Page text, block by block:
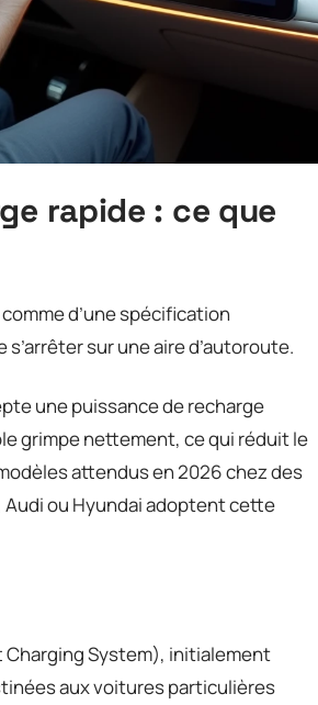
rapide : ce que
d’une spécification
sur une aire d’autoroute.
une puissance de recharge
grimpe nettement, ce qui réduit le
attendus en 2026 chez des
ou Hyundai adoptent cette
Charging System), initialement
aux voitures particulières